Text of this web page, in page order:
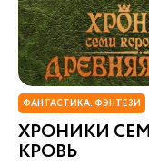
ФАНТАСТИКА. ФЭНТЕЗИ
ХРОНИКИ
КРОВЬ